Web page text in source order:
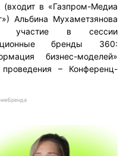
(входит в «Газпром-Медиа
Альбина Мухаметзянова
участие в сессии
бренды 360:
бизнес-моделей»
– Конференц-